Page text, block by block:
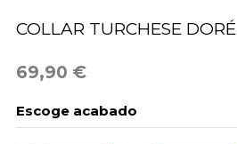
COLLAR TURCHESE DORÉ
69,90 €
Escoge acabado